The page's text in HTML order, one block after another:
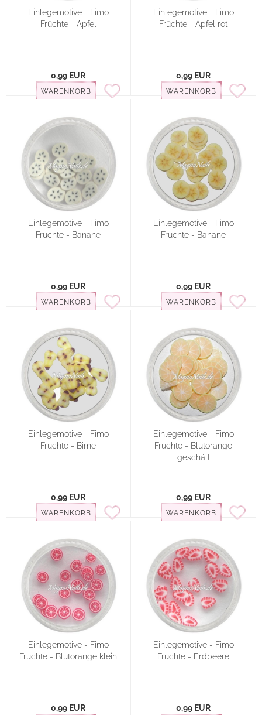
Einlegemotive - Fimo
Früchte - Apfel
0,99 EUR
WARENKORB
Einlegemotive - Fimo
Früchte - Apfel rot
0,99 EUR
WARENKORB
Einlegemotive - Fimo
Früchte - Banane
0,99 EUR
WARENKORB
Einlegemotive - Fimo
Früchte - Banane
0,99 EUR
WARENKORB
Einlegemotive - Fimo
Früchte - Birne
0,99 EUR
WARENKORB
Einlegemotive - Fimo
Früchte - Blutorange
geschält
0,99 EUR
WARENKORB
Einlegemotive - Fimo
Früchte - Blutorange klein
0,99 EUR
Einlegemotive - Fimo
Früchte - Erdbeere
0,99 EUR